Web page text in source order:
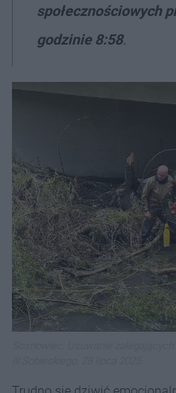
społecznościowych
godzinie 8:58.